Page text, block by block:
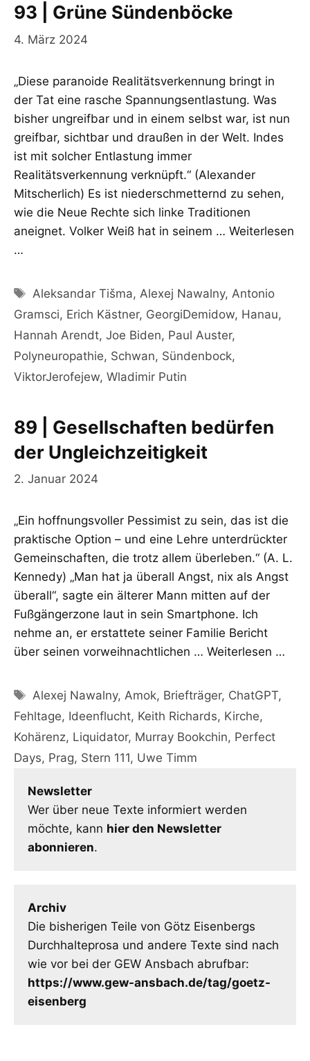
93 | Grüne Sündenböcke
4. März 2024
„Diese paranoide Realitätsverkennung bringt in
der Tat eine rasche Spannungsentlastung. Was
bisher ungreifbar und in einem selbst war, ist nun
greifbar, sichtbar und draußen in der Welt. Indes
ist mit solcher Entlastung immer
Realitätsverkennung verknüpft.“ (Alexander
Mitscherlich) Es ist niederschmetternd zu sehen,
wie die Neue Rechte sich linke Traditionen
aneignet. Volker Weiß hat in seinem … Weiterlesen
…
Schlagwörter
Aleksandar Tišma, Alexej Nawalny, Antonio
Gramsci, Erich Kästner, GeorgiDemidow, Hanau,
Hannah Arendt, Joe Biden, Paul Auster,
Polyneuropathie, Schwan, Sündenbock,
ViktorJerofejew, Wladimir Putin
89 | Gesellschaften bedürfen
der Ungleichzeitigkeit
2. Januar 2024
„Ein hoffnungsvoller Pessimist zu sein, das ist die
praktische Option – und eine Lehre unterdrückter
Gemeinschaften, die trotz allem überleben.“ (A. L.
Kennedy) „Man hat ja überall Angst, nix als Angst
überall“, sagte ein älterer Mann mitten auf der
Fußgängerzone laut in sein Smartphone. Ich
nehme an, er erstattete seiner Familie Bericht
über seinen vorweihnachtlichen … Weiterlesen …
Schlagwörter
Alexej Nawalny,Amok, Briefträger, ChatGPT,
Fehltage, Ideenflucht, Keith Richards, Kirche,
Kohärenz, Liquidator, Murray Bookchin, Perfect
Days, Prag, Stern 111, Uwe Timm
Newsletter
Wer über neue Texte informiert werden
möchte, kann hier den Newsletter
abonnieren.
Archiv
Die bisherigen Teile von Götz Eisenbergs
Durchhalteprosa und andere Texte sind nach
wie vor bei der GEW Ansbach abrufbar:
https://www.gew-ansbach.de/tag/goetz-
eisenberg